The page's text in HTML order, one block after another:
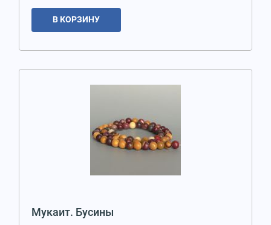
В КОРЗИНУ
Мукаит. Бусины